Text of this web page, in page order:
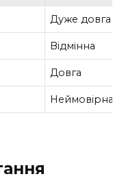
Дуже довга
Відмінна
Довга
Неймовірна